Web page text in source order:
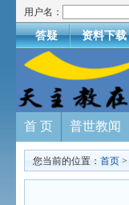
用户名：
答疑 资料下载
首 页 普世教闻
您当前的位置： 首页 >